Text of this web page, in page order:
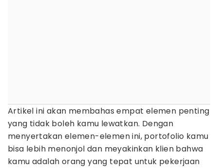
Artikel ini akan membahas empat elemen penting
yang tidak boleh kamu lewatkan. Dengan
menyertakan elemen-elemen ini, portofolio kamu
bisa lebih menonjol dan meyakinkan klien bahwa
kamu adalah orang yang tepat untuk pekerjaan